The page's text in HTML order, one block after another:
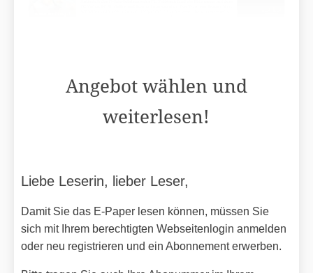
Angebot wählen und
weiterlesen!
Liebe Leserin, lieber Leser,
Damit Sie das E-Paper lesen können, müssen Sie
sich mit Ihrem berechtigten Webseitenlogin anmelden
oder neu registrieren und ein Abonnement erwerben.